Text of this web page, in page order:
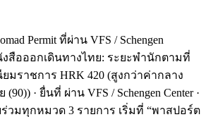
Permit ที่ผ่าน VFS / Schengen
งสือออกเดินทางไทย: ระยะพำนักตามที่
ยมราชการ HRK 420 (สูงกว่าค่ากลาง
· ยื่นที่ ผ่าน VFS / Schengen Center ·
ร่วมทุกหมวด 3 รายการ เริ่มที่ “พาสปอร์ต